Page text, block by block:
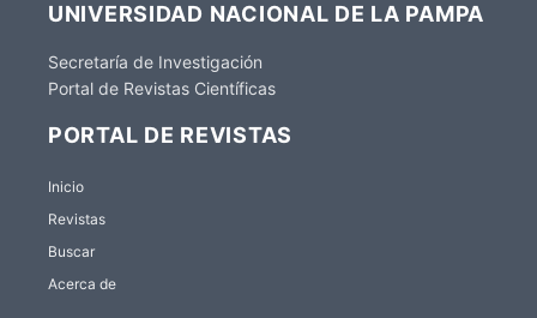
UNIVERSIDAD NACIONAL DE LA PAMPA
Secretaría de Investigación
Portal de Revistas Científicas
PORTAL DE REVISTAS
Inicio
Revistas
Buscar
Acerca de